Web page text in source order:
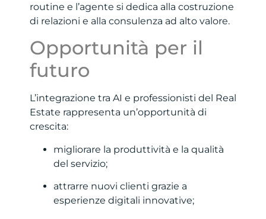
routine e l’agente si dedica alla costruzione
di relazioni e alla consulenza ad alto valore.
Opportunità per il
futuro
L’integrazione tra AI e professionisti del Real
Estate rappresenta un’opportunità di
crescita:
migliorare la produttività e la qualità
del servizio;
attrarre nuovi clienti grazie a
esperienze digitali innovative;